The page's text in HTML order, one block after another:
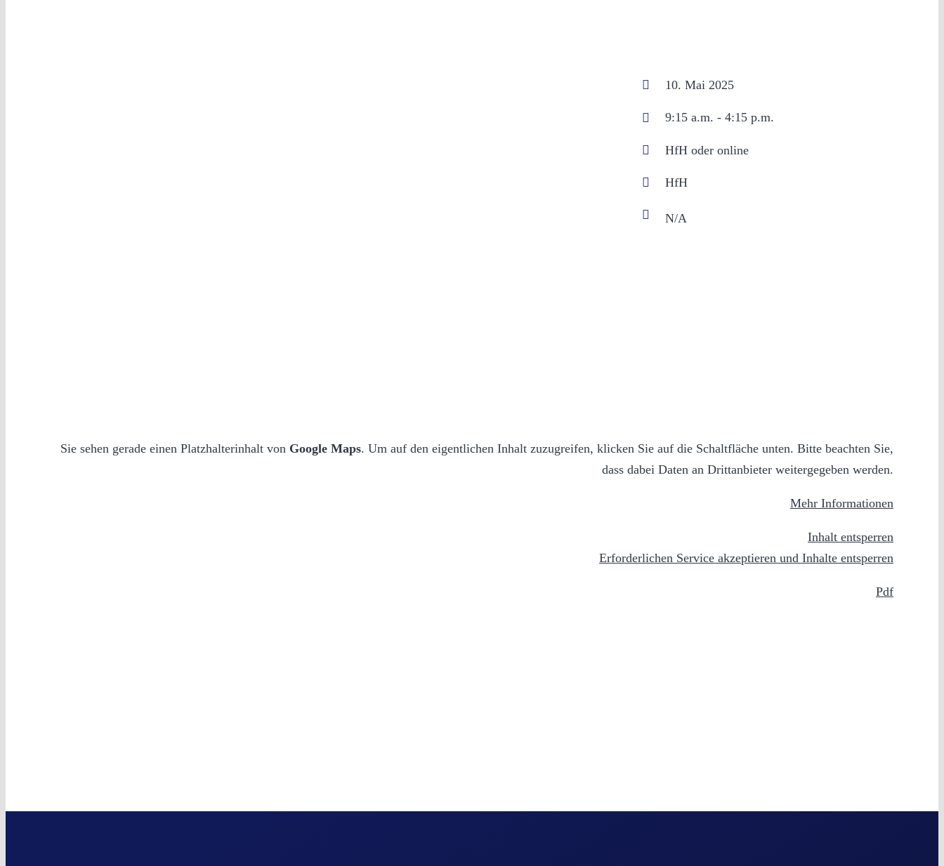
10. Mai 2025
9:15 a.m. - 4:15 p.m.
HfH oder online
HfH
Sie sehen gerade einen Platzhalterinhalt von Google Maps. Um auf den eigentlichen Inhalt zuzugreifen, klicken Sie auf die Schaltfläche unten. Bitte beachten Sie,
dass dabei Daten an Drittanbieter weitergegeben werden.
Mehr Informationen
Inhalt entsperren
Erforderlichen Service akzeptieren und Inhalte entsperren
Pdf